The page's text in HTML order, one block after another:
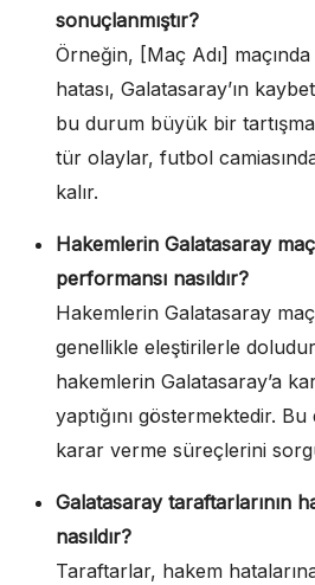
sonuçlanmıştır?
Örneğin, [Maç Adı]
hatası, Galatasaray’ın
bu durum büyük bir
tür olaylar, futbol
kalır.
Hakemlerin Galatasaray
performansı nasıldır?
Hakemlerin Galatasaray
genellikle eleştirilerle
hakemlerin Galatasaray’a
yaptığını göstermektedir.
karar verme süreçlerini
Galatasaray taraftarlarının
nasıldır?
Taraftarlar, hakem